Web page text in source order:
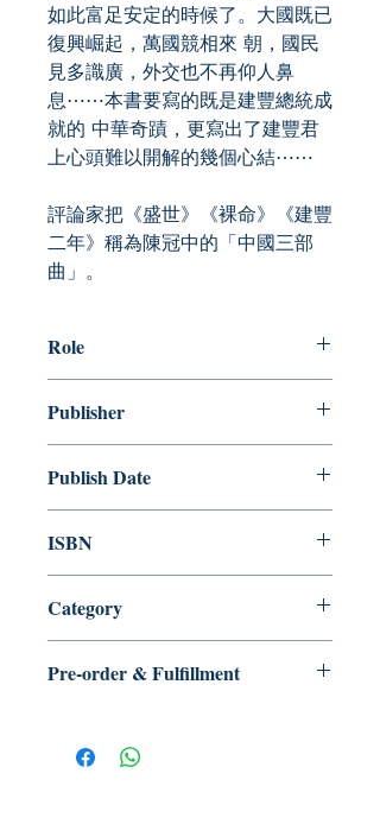
如此富足安定的時候了。大國既已
復興崛起，萬國競相來 朝，國民
見多識廣，外交也不再仰人鼻
息⋯⋯本書要寫的既是建豐總統成
就的 中華奇蹟，更寫出了建豐君
上心頭難以開解的幾個心結⋯⋯
評論家把《盛世》《裸命》《建豐
二年》稱為陳冠中的「中國三部
曲」。
Role
Publisher
Publish Date
ISBN
Category
Pre-order & Fulfillment
your copy and notify you for
pickup/delivery. Full refund if sourcing